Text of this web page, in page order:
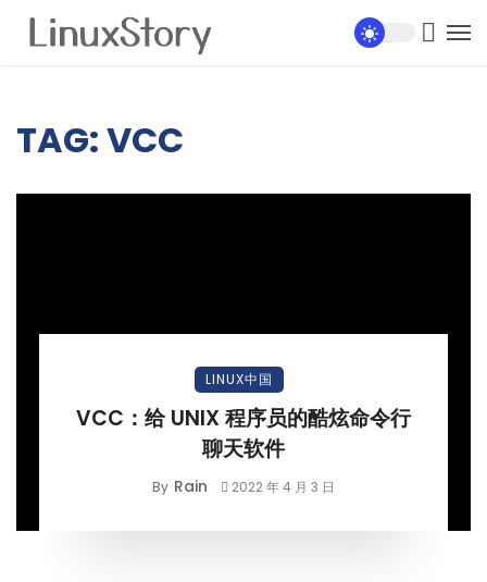
TAG: VCC
LINUX中国
VCC：给 UNIX 程序员的酷炫命令行
聊天软件
By Rain 2022 年 4 月 3 日